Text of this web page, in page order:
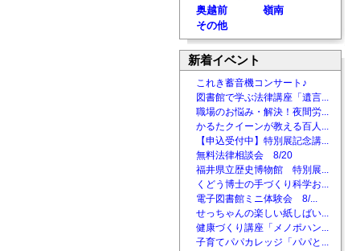
奥越前
嶺南
その他
新着イベント
これき蓄音機コンサート♪
図書館で学ぶ法律講座「遺言...
職場のお悩み・解決！夜間労...
かるたクイーンが教える百人...
【申込受付中】特別展記念講...
無料法律相談会 8/20
福井県立歴史博物館 特別展...
くどう博士の手づくり科学お...
電子図書館ミニ体験会 8/...
せっちゃんの楽しい紙しばい...
健康づくり講座「メノポハン...
子育てパパカレッジ「パパと...